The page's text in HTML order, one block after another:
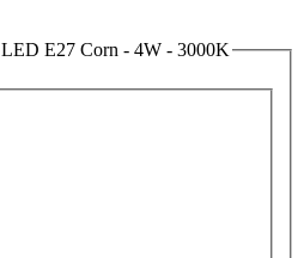
LED E27 Corn - 4W - 3000K